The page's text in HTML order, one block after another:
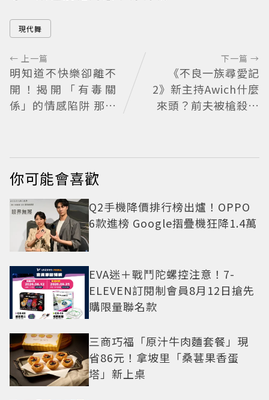
現代舞
← 上一篇
明知道不快樂卻離不
開！揭開「有毒關
係」的情感陷阱 那些
戒？
下一篇 →
《不良一族尋愛記
2》新主持Awich什麼
來頭？前夫被槍殺、
你可能會喜歡
Q2手機降價排行榜出爐！OPPO
6款進榜 Google摺疊機狂降1.4萬
EVA迷＋戰鬥陀螺控注意！7-
ELEVEN訂閱制會員8月12日搶先
購限量聯名款
三商巧福「原汁牛肉麵套餐」現
省86元！拿坡里「桑葚果香蛋
塔」新上桌